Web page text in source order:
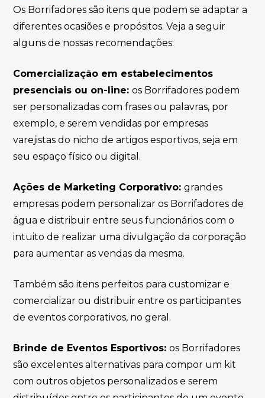
Os Borrifadores são itens que podem se adaptar a
diferentes ocasiões e propósitos. Veja a seguir
alguns de nossas recomendações:
Comercialização em estabelecimentos
presenciais ou on-line:os Borrifadores podem
ser personalizadas com frases ou palavras, por
exemplo, e serem vendidas por empresas
varejistas do nicho de artigos esportivos, seja em
seu espaço físico ou digital.
Ações de Marketing Corporativo:grandes
empresas podem personalizar os Borrifadores de
água e distribuir entre seus funcionários com o
intuito de realizar uma divulgação da corporação
para aumentar as vendas da mesma.
Também são itens perfeitos para customizar e
comercializar ou distribuir entre os participantes
de eventos corporativos, no geral.
Brinde de Eventos Esportivos:os Borrifadores
são excelentes alternativas para compor um kit
com outros objetos personalizados e serem